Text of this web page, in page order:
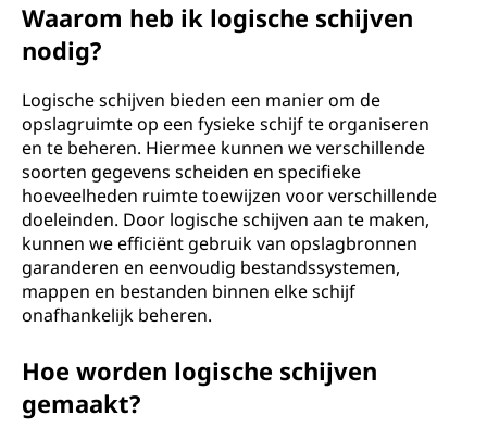
Waarom heb ik logische schijven
nodig?
Logische schijven bieden een manier om de
opslagruimte op een fysieke schijf te organiseren
en te beheren. Hiermee kunnen we verschillende
soorten gegevens scheiden en specifieke
hoeveelheden ruimte toewijzen voor verschillende
doeleinden. Door logische schijven aan te maken,
kunnen we efficiënt gebruik van opslagbronnen
garanderen en eenvoudig bestandssystemen,
mappen en bestanden binnen elke schijf
onafhankelijk beheren.
Hoe worden logische schijven
gemaakt?